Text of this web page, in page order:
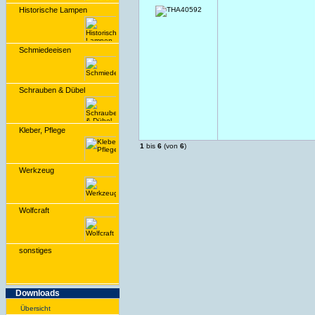
Historische Lampen
Schmiedeeisen
Schrauben & Dübel
Kleber, Pflege
Werkzeug
Wolfcraft
sonstiges
Downloads
Übersicht
1 bis 6 (von 6)